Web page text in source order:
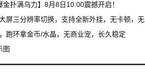
扑满乌力】8月8日10:00震撼开启！​
三分辨率切换，支持全新外挂，无卡顿，无花屏，限7开
跑环拿金币/水晶，无商业宠，长久稳定
图